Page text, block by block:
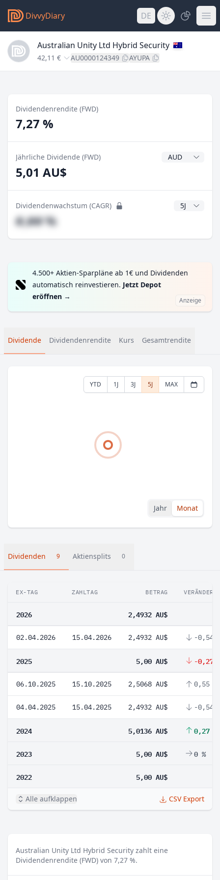
DivvyDiary DE
Australian Unity Ltd Hybrid Security
42,11 € AU0000124349 AYUPA
Dividendenrendite (FWD)
7,27 %
Jährliche Dividende (FWD)
5,01 AU$
Dividendenwachstum (CAGR) CAGR Jahre
#,## %
4.500+ Aktien-Sparpläne ab 1€ und Dividenden
automatisch reinvestieren. Jetzt Depot
eröffnen → Anzeige
Dividende Dividendenrendite Kurs Gesamtrendite
YTD 1J 3J 5J MAX
Jahr Monat
Dividenden 9 Aktiensplits 0
EX-TAG ZAHLTAG BETRAG
2026 2,4932 AU$
02.04.2026 15.04.2026 2,4932 AU$ -0,54
2025 5,00 AU$ -0,27
06.10.2025 15.10.2025 2,5068 AU$ 0,55 %
04.04.2025 15.04.2025 2,4932 AU$ -0,54
2024 5,0136 AU$ 0,27 %
2023 5,00 AU$ 0 %
2022 5,00 AU$
Alle aufklappen CSV Export
Australian Unity Ltd Hybrid Security zahlt eine
Dividendenrendite (FWD) von 7,27 %.